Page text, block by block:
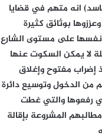
انه متهم في قضايا
بوثائق كثيرة
نفسها على مستوى الشارع
لا يمكن السكوت عنها
إضراب مفتوح وإغلاق
من الدخول وتوسيع دائرة
رفعوها والتي غطت
المشروعة بإقالة